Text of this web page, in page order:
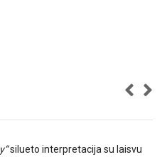
silueto interpretacija su laisvu